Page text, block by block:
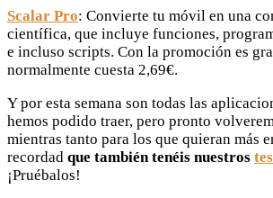
Scalar Pro: Convierte tu móvil en una
científica, que incluye funciones,
e incluso scripts. Con la promoción es
normalmente cuesta 2,69€.
Y por esta semana son todas las
hemos podido traer, pero pronto
mientras tanto para los que quieran más
recordad que también tenéis nuestros
¡Pruébalos!